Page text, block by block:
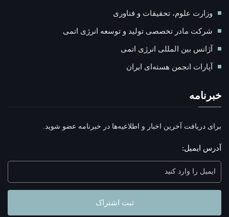
وزارت علوم، تحقیقات و فناوری
شرکت مادر تخصصی تولید و توسعه انرژی اتمی
آژانس بین المللی انرژی اتمی
آپارات انجمن هسته‌ای ايران
خبرنامه
برای دریافت آخرین اخبار و اطلاعیه‌ها در خبرنامه عضو شوید.
آدرس ایمیل:
ثبت اشتراک